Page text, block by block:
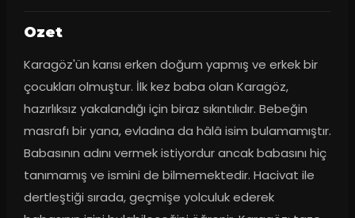
Ozet
Karagöz'ün karısı erken doğum yapmış ve erkek bir
çocukları olmuştur. İlk kez baba olan Karagöz,
hazırlıksız yakalandığı için biraz sıkıntılıdır. Bebeğin
masrafı bir yana, evladına da hâlâ isim bulamamıştır.
Babasının adını vermek istiyordur ancak babasını hiç
tanımamış ve ismini de bilmemektedir. Hacivat ile
dertleştiği sırada, geçmişe yolculuk ederek